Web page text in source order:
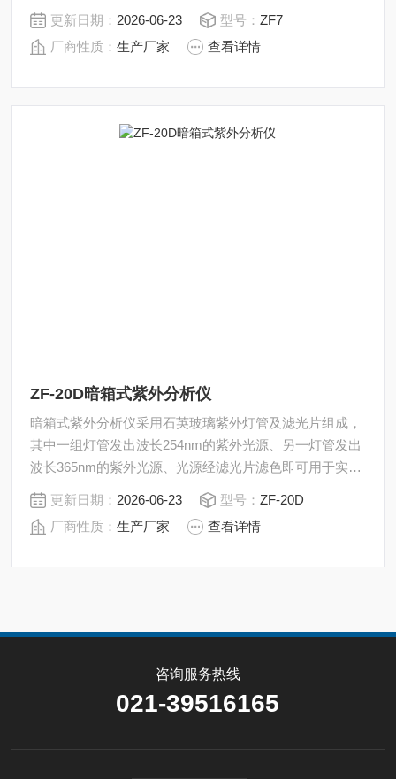
实验。两种光源能单独使用，亦可同时混合使用。为层析
板点样，定位照明，在座内还装有一根普通荧光灯，整机
结构简单轻便，零件通用性强，使用维修便捷。
更新日期： 2026-06-23 型号：ZF7
厂商性质：生产厂家 查看详情
ZF-20D暗箱式紫外分析仪
暗箱式紫外分析仪采用石英玻璃紫外灯管及滤光片组成，
其中一组灯管发出波长254nm的紫外光源、另一灯管发出
波长365nm的紫外光源、光源经滤光片滤色即可用于实
验。两种光源能单独使用，亦可同时混合使用。为层析板
点样，定位照明，在座内还装有一根普通荧光灯，整机结
构简单轻便，零件通用性强，使用维修便捷。
更新日期： 2026-06-23 型号：ZF-20D
厂商性质：生产厂家 查看详情
咨询服务热线
021-39516165